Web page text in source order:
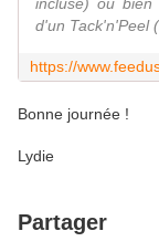
d'un Tack'n'Peel
Bonne journée !
Lydie
Partager